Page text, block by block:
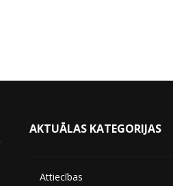
AKTUĀLAS KATEGORIJAS
Attiecības